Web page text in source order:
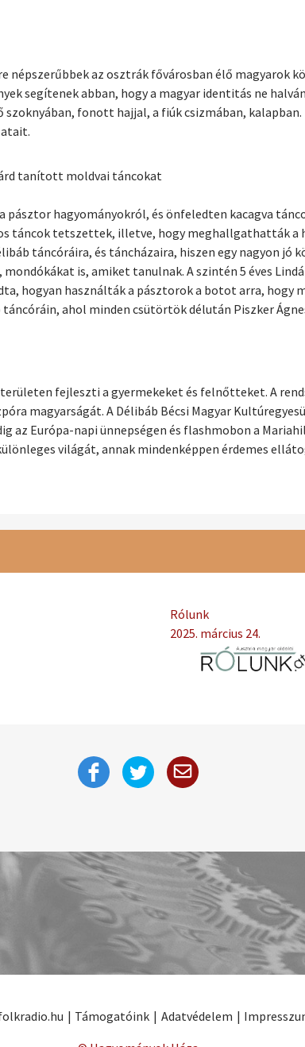
népszerűbbek az osztrák fővárosban élő magyarok
segítenek abban, hogy a magyar identitás ne
fonott hajjal, a fiúk csizmában,
tanított moldvai táncokat
hagyományokról, és önfeledten kacagva
táncok tetszettek, illetve, hogy meghallgathatták a
táncóráira, és táncházaira, hiszen egy nagyon
is, amiket tanulnak. A szintén 5 éves
hogyan használták a pásztorok a botot arra, hogy
ahol minden csütörtök délután Piszker
fejleszti a gyermekeket és felnőtteket. A
magyarságát. A Délibáb Bécsi Magyar
az Európa-napi ünnepségen és flashmobon a
világát, annak mindenképpen érdemes
Rólunk
2025. március 24.
| Támogatóink | Adatvédelem |